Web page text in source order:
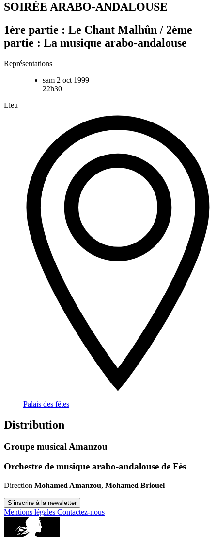
SOIRÉE ARABO-ANDALOUSE
1ère partie : Le Chant Malhûn / 2ème
partie : La musique arabo-andalouse
Représentations
sam 2 oct 1999
22h30
Lieu
Palais des fêtes
Distribution
Groupe musical Amanzou
Orchestre de musique arabo-andalouse de Fès
Direction Mohamed Amanzou, Mohamed Briouel
S’inscrire à la newsletter
Mentions légales Contactez-nous